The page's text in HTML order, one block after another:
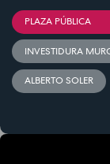
PLAZA PÚBLICA
INVESTIDURA
ALBERTO SOLER